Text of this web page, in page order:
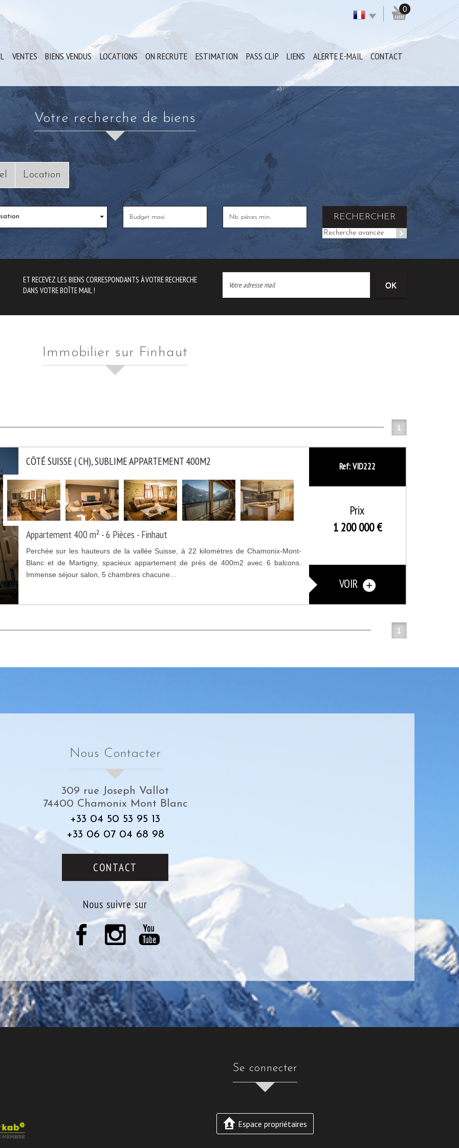
0
VENTES BIENS VENDUS LOCATIONS ON RECRUTE ESTIMATION PASS CLIP LIENS ALERTE E-MAIL CONTACT
Votre recherche de biens
Location
RECHERCHER
Recherche avancée
ET RECEVEZ LES BIENS CORRESPONDANTS À VOTRE RECHERCHE
DANS VOTRE BOÎTE MAIL !
OK
Immobilier sur Finhaut
1
CÔTÉ SUISSE ( CH), SUBLIME APPARTEMENT 400M2
Appartement 400 m² - 6 Pièces - Finhaut
Perchée sur les hauteurs de la vallée Suisse, à 22 kilomètres de Chamonix-Mont-
Blanc et de Martigny, spacieux appartement de près de 400m2 avec 6 balcons.
Immense séjour salon, 5 chambres chacune...
Ref: VID222
Prix
1 200 000€
VOIR
1
Nous Contacter
309 rue Joseph Vallot
74400 Chamonix Mont Blanc
+33 04 50 53 95 13
+33 06 07 04 68 98
CONTACT
Nous suivre sur
se connecter
Espace propriétaires